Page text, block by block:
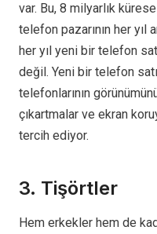
var. Bu, 8 milyarlık
telefon pazarının her yıl
her yıl yeni bir telefon
değil. Yeni bir telefon
telefonlarının
çıkartmalar ve ekran
tercih ediyor.
3. Tişörtler
Hem erkekler hem de